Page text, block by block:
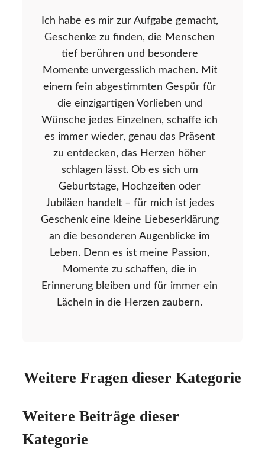
Ich habe es mir zur Aufgabe gemacht,
Geschenke zu finden, die Menschen
tief berühren und besondere
Momente unvergesslich machen. Mit
einem fein abgestimmten Gespür für
die einzigartigen Vorlieben und
Wünsche jedes Einzelnen, schaffe ich
es immer wieder, genau das Präsent
zu entdecken, das Herzen höher
schlagen lässt. Ob es sich um
Geburtstage, Hochzeiten oder
Jubiläen handelt – für mich ist jedes
Geschenk eine kleine Liebeserklärung
an die besonderen Augenblicke im
Leben. Denn es ist meine Passion,
Momente zu schaffen, die in
Erinnerung bleiben und für immer ein
Lächeln in die Herzen zaubern.
Weitere Fragen dieser Kategorie
Weitere Beiträge dieser
Kategorie